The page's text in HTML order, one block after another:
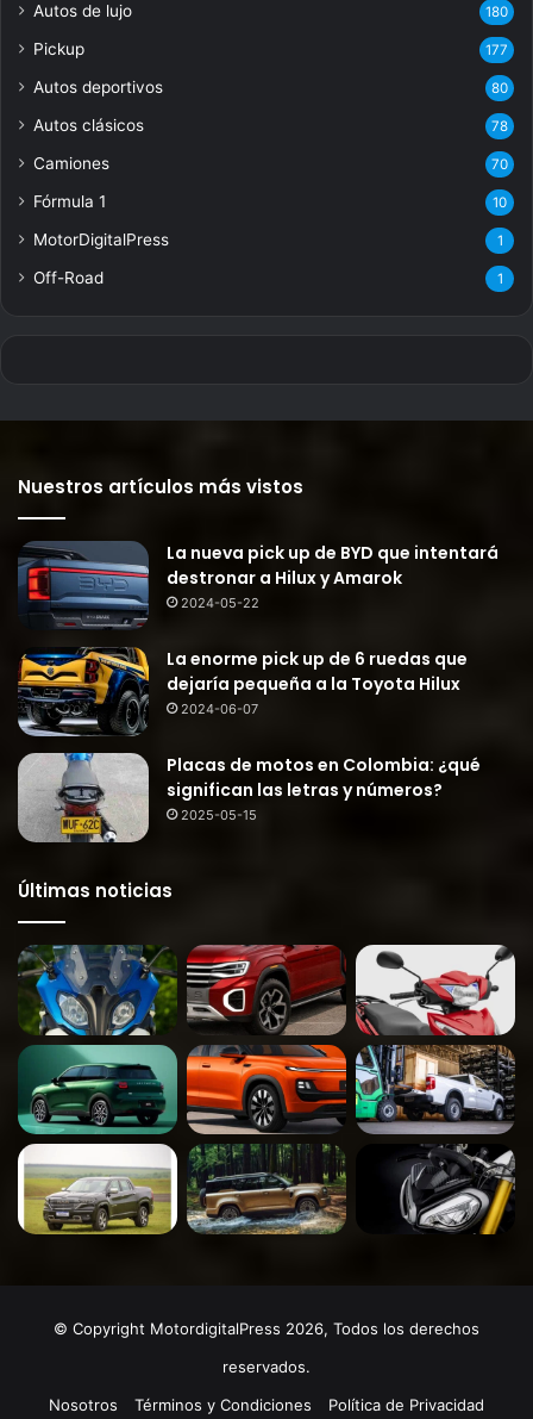
Autos de lujo 180
Pickup 177
Autos deportivos 80
Autos clásicos 78
Camiones 70
Fórmula 1 10
MotorDigitalPress 1
Off-Road 1
Nuestros artículos más vistos
La nueva pick up de BYD que intentará
destronar a Hilux y Amarok
2024-05-22
La enorme pick up de 6 ruedas que
dejaría pequeña a la Toyota Hilux
2024-06-07
Placas de motos en Colombia: ¿qué
significan las letras y números?
2025-05-15
Últimas noticias
© Copyright MotordigitalPress 2026, Todos los derechos
reservados.
Nosotros
Términos y Condiciones Política de Privacidad